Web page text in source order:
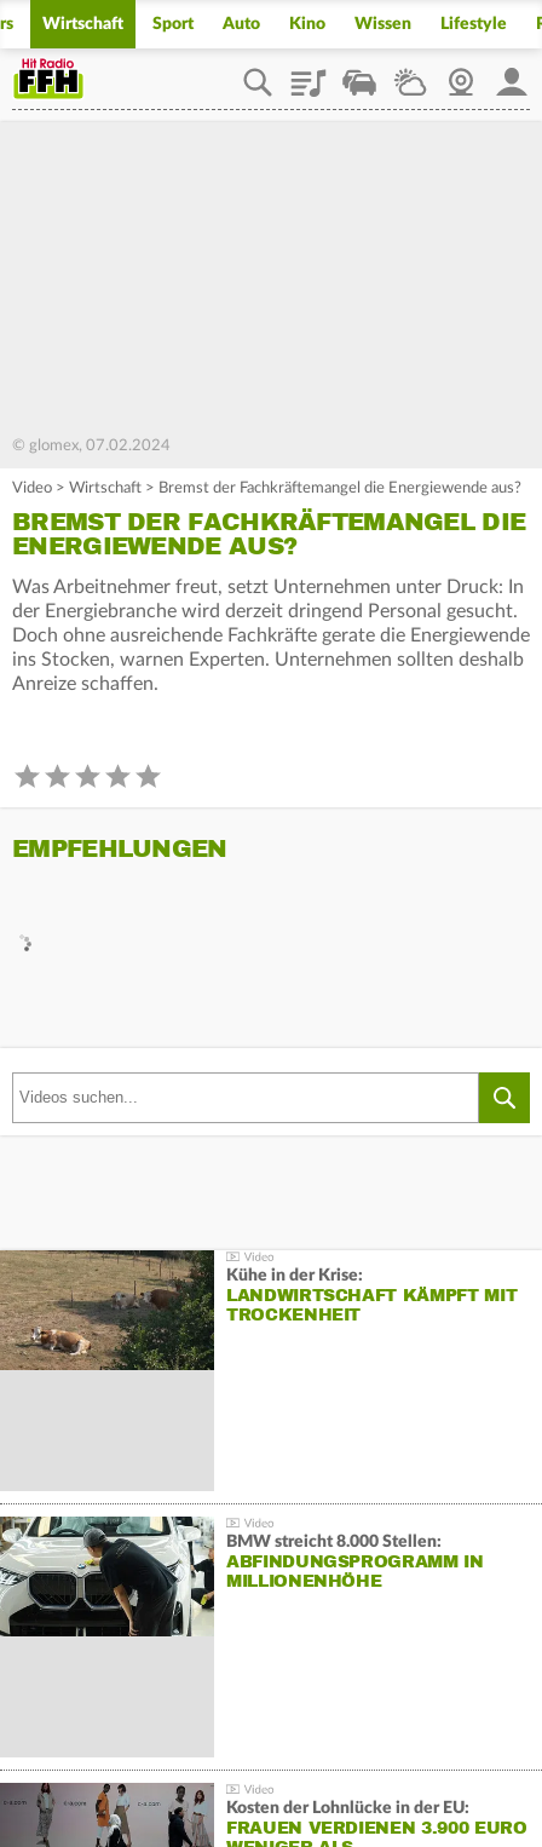
Wirtschaft Sport Auto Kino Wissen Lifestyle
PlaylistStaupilotWetterWebcam
© glomex, 07.02.2024
Video > Wirtschaft > Bremst der Fachkräftemangel die Energiewende aus?
BREMST DER FACHKRÄFTEMANGEL DIE
ENERGIEWENDE AUS?
Was Arbeitnehmer freut, setzt Unternehmen unter Druck: In
der Energiebranche wird derzeit dringend Personal gesucht.
Doch ohne ausreichende Fachkräfte gerate die Energiewende
ins Stocken, warnen Experten. Unternehmen sollten deshalb
Anreize schaffen.
EMPFEHLUNGEN
Kühe in der Krise:
LANDWIRTSCHAFT KÄMPFT MIT
TROCKENHEIT
BMW streicht 8.000 Stellen:
ABFINDUNGSPROGRAMM IN
MILLIONENHÖHE
Kosten der Lohnlücke in der EU:
FRAUEN VERDIENEN 3.900 EURO